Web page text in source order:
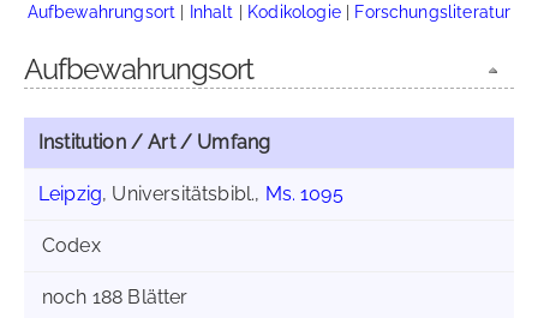
Aufbewahrungsort | Inhalt | Kodikologie| Forschungsliteratur
Aufbewahrungsort
Institution / Art / Umfang
Leipzig, Universitätsbibl., Ms. 1095
Codex
noch 188 Blätter